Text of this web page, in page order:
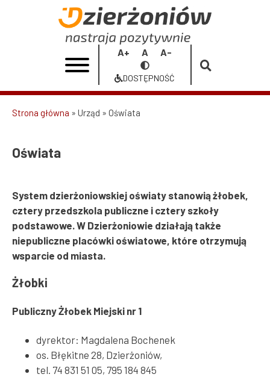
Oświata
Miasta
Dzierżoniów
Increase
font
Reset
font
size
Decrease
font
Przełącz
na
Dostępność
DOSTĘPNOŚĆ
nawigacyjna
Strona główna Urząd Oświata
Oświata
System dzierżoniowskiej oświaty stanowią żłobek,
cztery przedszkola publiczne i cztery szkoły
podstawowe. W Dzierżoniowie działają także
niepubliczne placówki oświatowe, które otrzymują
wsparcie od miasta.
Żłobki
Publiczny Żłobek Miejski nr 1
dyrektor: Magdalena Bochenek
os. Błękitne 28, Dzierżoniów,
tel. 74 831 51 05, 795 184 845